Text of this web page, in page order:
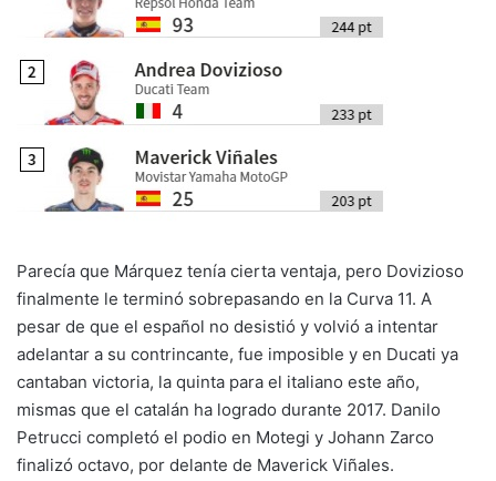
Parecía que Márquez tenía cierta ventaja, pero Dovizioso
finalmente le terminó sobrepasando en la Curva 11. A
pesar de que el español no desistió y volvió a intentar
adelantar a su contrincante, fue imposible y en Ducati ya
cantaban victoria, la quinta para el italiano este año,
mismas que el catalán ha logrado durante 2017. Danilo
Petrucci completó el podio en Motegi y Johann Zarco
finalizó octavo, por delante de Maverick Viñales.